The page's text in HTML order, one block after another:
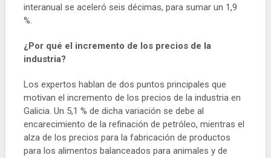
interanual se aceleró seis décimas, para sumar un 1,9
%.
¿Por qué el incremento de los precios de la
industria?
Los expertos hablan de dos puntos principales que
motivan el incremento de los precios de la industria en
Galicia. Un 5,1 % de dicha variación se debe al
encarecimiento de la refinación de petróleo, mientras el
alza de los precios para la fabricación de productos
para los alimentos balanceados para animales y de